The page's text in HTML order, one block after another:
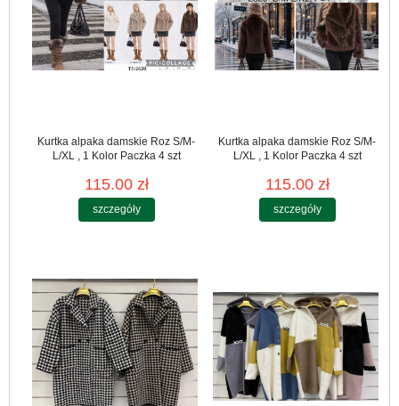
Kurtka alpaka damskie Roz S/M-
L/XL , 1 Kolor Paczka 4 szt
115.00 zł
szczegóły
Kurtka alpaka damskie Roz S/M-
L/XL , 1 Kolor Paczka 4 szt
115.00 zł
szczegóły